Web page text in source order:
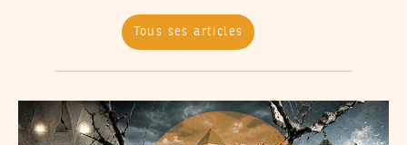
Tous ses articles